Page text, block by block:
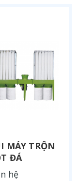
MÁY TRỘN
ĐÁ
hệ